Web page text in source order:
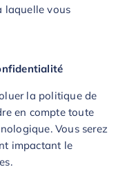
laquelle vous
la politique de
en compte toute
Vous serez
impactant le